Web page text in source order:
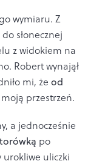
wymiaru. Z
słonecznej
z widokiem na
Robert wynajął
mi, że od
moją przestrzeń.
a jednocześnie
po
urokliwe uliczki